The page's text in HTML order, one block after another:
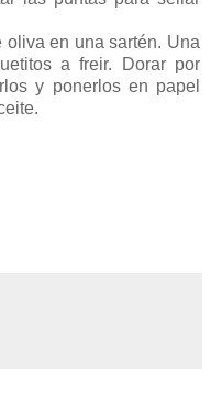
oliva en una sartén. Una
a freir. Dorar por
y ponerlos en papel